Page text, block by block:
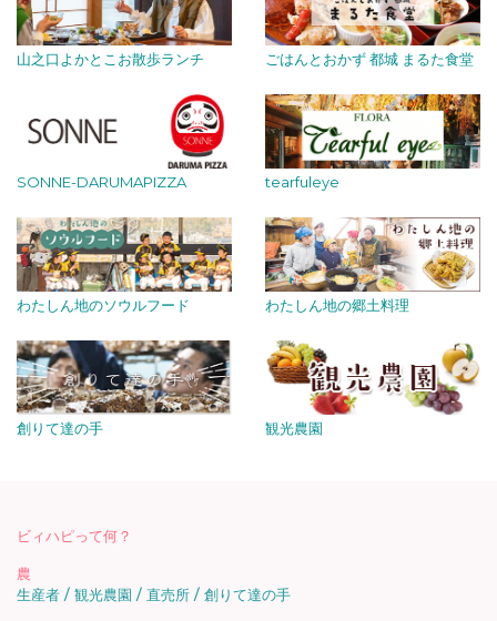
山之口よかとこお散歩ランチ ごはんとおかず 都城 まるた食堂
SONNE-DARUMAPIZZA tearfuleye
わたしん地のソウルフード わたしん地の郷土料理
創りて達の手 観光農園
ビィハピって何？
農
生産者
観光農園 直売所 創りて達の手